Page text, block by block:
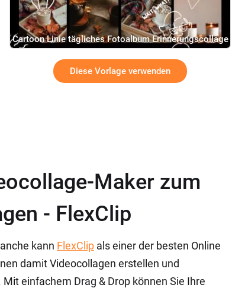
Cartoon Linie tägliches Fotoalbum Erinnerungscollage
Slideshow
Diese Vorlage verwenden
Maker zum
- FlexClip
kann FlexClip als einer der besten Online
damit Videocollagen erstellen und
einfachem Drag & Drop können Sie Ihre